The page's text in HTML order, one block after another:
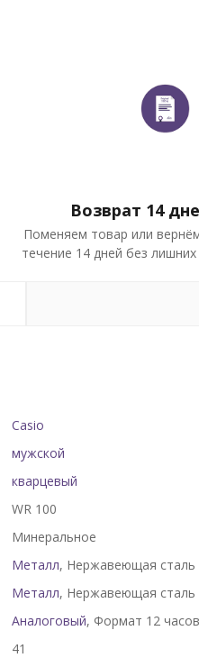
Возврат 14
Поменяем товар или
течение 14 дней без
Casio
мужской
кварцевый
WR 100
Минеральное
Металл, Нержавеющая сталь
Металл, Нержавеющая сталь
Аналоговый, Формат 12 часов
41